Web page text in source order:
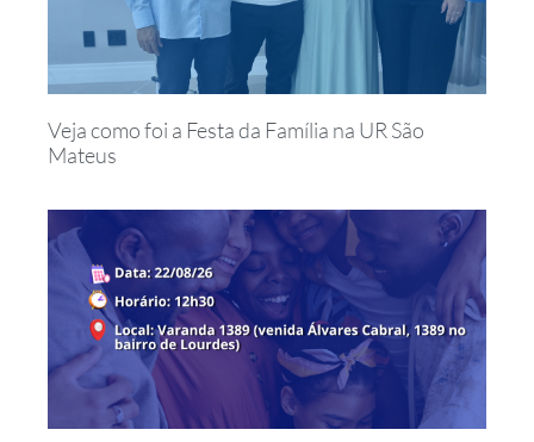
Veja como foi a Festa da Família na UR São
Mateus